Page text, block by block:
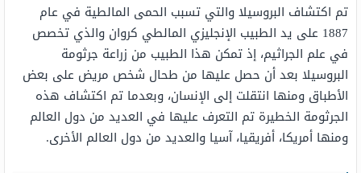
تم اكتشاف البروسيلا والتي تسبب الحمى المالطية في عام
1887 على يد الطبيب الإنجليزي المالطي كروان والذي تخصص
في علم الجراثيم، إذ تمكن هذا الطبيب من زراعة جرثومة
البروسيلا بعد أن حصل عليها من طحال شخص مريض على بعض
الأطباق ومنها انتقلت إلى الإنسان، وبعدما تم اكتشاف هذه
الجرثومة الخطيرة تم التعرف عليها في العديد من دول العالم
ومنها أمريكا، أفريقيا، آسيا والعديد من دول العالم الأخرى.